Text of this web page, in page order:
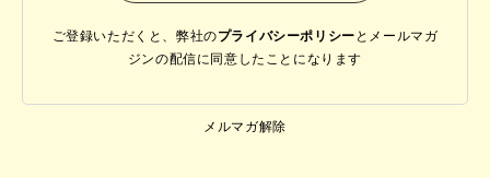
ご登録いただくと、弊社のプライバシーポリシー と メールマガ
ジンの配信に同意したことになります
メルマガ解除